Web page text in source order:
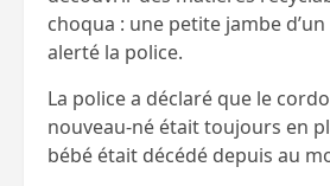
choqua : une petite jambe
alerté la police.
La police a déclaré que le
nouveau-né était toujours en
bébé était décédé depuis au